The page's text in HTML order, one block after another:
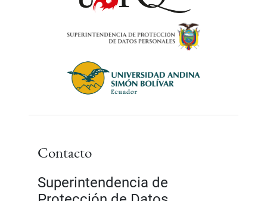
Contacto
Superintendencia de